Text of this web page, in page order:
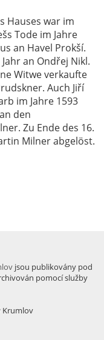
Hauses war im
Tode im Jahre
an Havel Prokší.
an Ondřej Nikl.
Witwe verkaufte
Auch Jiří
im Jahre 1593
den
Zu Ende des 16.
Milner abgelöst.
jsou publikovány pod
pomocí služby
Krumlov